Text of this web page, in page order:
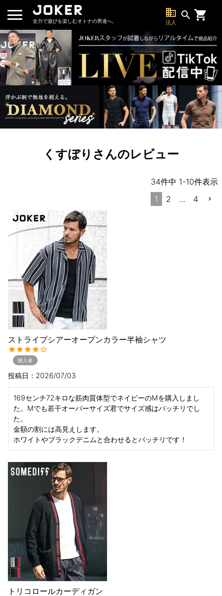
全力で遊びを楽しむオトナの男達へ。
business
法人
search
くすぼりさんのレビュー
34件中 1-10件表示
1
2 … 4
ストライプシアーオープンカラー半袖シャツ
購入者
投稿日 2026/07/03
169センチ72キロな筋肉質体型でネイビーのMを購入しまし
た。Mでも若干オーバーサイズ君でサイズ感はバッチリでし
た。
金額の割には高見えします。
ホワイトやブラックデニムと合わせるとバッチリです！
トリコロールカーディガン